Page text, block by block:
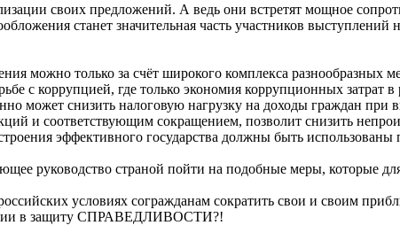
своих предложений. А ведь они встретят мощное
станет значительная часть участников
можно только за счёт широкого комплекса разнообразных
с коррупцией, где только экономия коррупционных затрат
может снизить налоговую нагрузку на доходы граждан
и соответствующим сокращением, позволит снизить
эффективного государства должны быть
руководство страной пойти на подобные меры, которые
условиях согражданам сократить свои и своим
в защиту СПРАВЕДЛИВОСТИ?!